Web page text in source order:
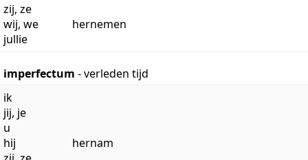
zij, ze
wij, we
jullie
hernemen
imperfectum - verleden tijd
ik
jij, je
u
hij
hernam